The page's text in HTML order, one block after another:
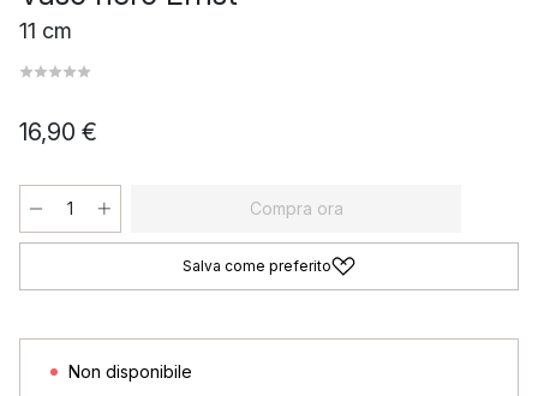
11 cm
16,90 €
Compra ora
Salva come preferito
Non disponibile